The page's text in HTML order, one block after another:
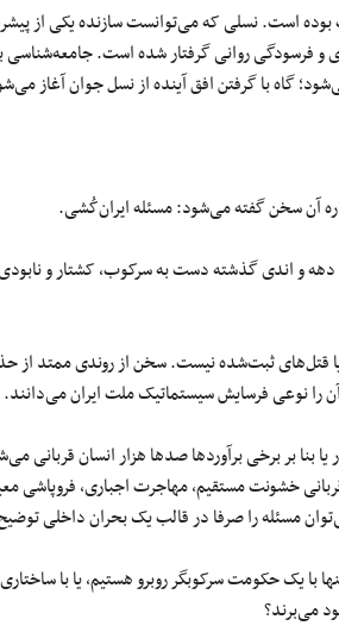
بوده است. نسلی که می‌توانست سازنده یکی از
فرسودگی روانی گرفتار شده است. جامعه‌شناسی
گاه با گرفتن افق آینده از نسل جوان آغاز
آن سخن گفته می‌شود: مسئله ایران‌کُشی.
و اندی گذشته دست به سرکوب، کشتار و نابودی
قتل‌های ثبت‌شده نیست. سخن از روندی ممتد از
را نوعی فرسایش سیستماتیک ملت ایران می‌دانند.
بنا بر برخی برآوردها صدها هزار انسان قربانی
خشونت مستقیم، مهاجرت اجباری، فروپاشی
مسئله را صرفا در قالب یک بحران داخلی
یک حکومت سرکوبگر روبرو هستیم، یا با
می‌برند؟